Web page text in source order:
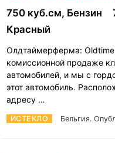
ИСТЕКЛО Бельгия.
750 куб.см, Бензин
Красный
Олдтаймерферма:
комиссионной продаже
автомобилей, и мы с
этот автомобиль.
адресу …